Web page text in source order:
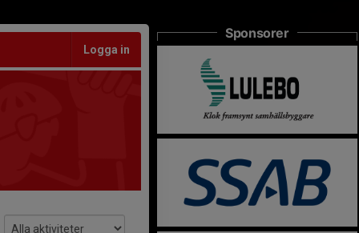
Logga in
Sponsorer